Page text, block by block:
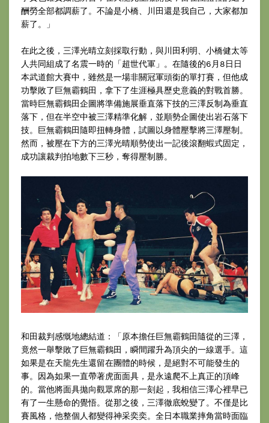
酬勞全部都調薪了。不論是小橋、川田還是我自己，大家都加
薪了。」
在此之後，三澤光晴立刻採取行動，與川田利明、小橋健太等
人共同組成了名震一時的「超世代軍」。在隨後的6月8日日
本武道館大賽中，雖然是一場非關冠軍頭銜的單打賽，但他成
功擊敗了巨無霸鶴田，拿下了生涯極具歷史意義的對戰首勝。
當時巨無霸鶴田企圖將準備施展垂直落下技的三澤反制為垂直
落下，但在半空中被三澤精準化解，並順勢企圖使出岩石落下
技。巨無霸鶴田隨即扭轉身體，試圖以身體壓擊將三澤壓制。
然而，被壓在下方的三澤光晴順勢使出一記後滾翻蝦式固定，
成功讓裁判拍地數下三秒，奪得壓制勝。
和田裁判感慨地總結道：「原本擔任巨無霸鶴田隨從的三澤，
竟然一舉擊敗了巨無霸鶴田，瞬間躍升為頂尖的一線選手。這
如果是在天龍先生還留在團體的時候，是絕對不可能發生的
事。因為如果一直帶著虎面面具，是永遠爬不上真正的頂峰
的。當他將面具拋向觀眾席的那一刻起，我相信三澤心裡早已
有了一生懸命的覺悟。從那之後，三澤徹底蛻變了。不僅是比
賽風格，他整個人都變得神采奕奕。全日本職業摔角當時面臨